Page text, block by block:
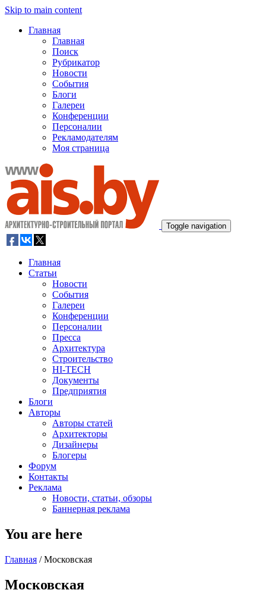
Skip to main content
Главная
Главная
Поиск
Рубрикатор
Новости
События
Блоги
Галереи
Конференции
Персоналии
Рекламодателям
Моя страница
Toggle navigation
Главная
Статьи
Новости
События
Галереи
Конференции
Персоналии
Пресса
Архитектура
Строительство
HI-TECH
Документы
Предприятия
Блоги
Авторы
Авторы статей
Архитекторы
Дизайнеры
Блогеры
Форум
Контакты
Реклама
Новости, статьи, обзоры
Баннерная реклама
You are here
Главная / Московская
Московская